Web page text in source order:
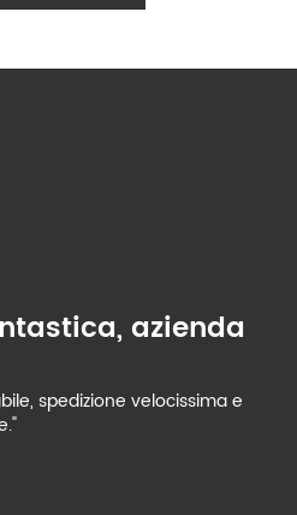
azienda
spedizione velocissima e